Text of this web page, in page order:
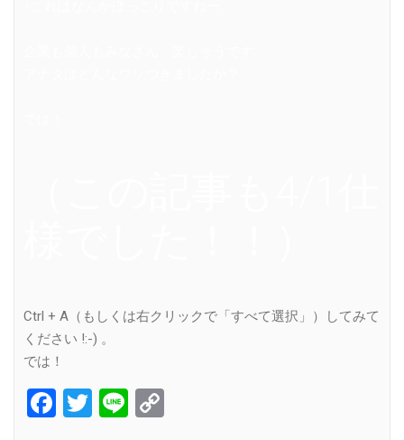
Ctrl + A（もしくは右クリックで「すべて選択」）してみて
ください !:-) 。
では！
Facebook
Twitter
Line